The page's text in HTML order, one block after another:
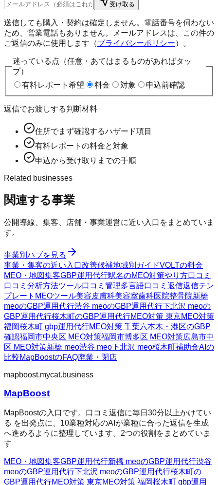
受け取る
送信しても購入・契約は確定しません。電話番号を伺わない
ため、営業電話もありません。メールアドレスは、この件の
ご返信のみに使用します（プライバシーポリシー）。
迷っている点（任意・あてはまるものがあればタッ
プ）
有料レポート希望
料金 対象 申込前確認
返信でお渡しする判断材料
住所でまず確認するハザード項目
有料レポートの料金と対象
申込から受け取りまでの手順
Related businesses
関連する事業
公開導線、集客、店舗・事業運営に近い入口をまとめていま
す。
事業別ハブを見る
事業・集客の近い入口改善候補地域別ガイドVOLTの料金
MEO・地図集客GBP運用代行駅名のMEO対策やり方口コミ
口コミ分析方法ツール口コミ管理多言語口コミ返信返信テン
プレート MEOツール美容皮膚科美容室歯科医院整骨院新橋
meoのGBP運用代行渋谷 meoのGBP運用代行下北沢 meoの
GBP運用代行桜木町のGBP運用代行MEO対策 東京MEO対策
福岡桜木町 gbp運用代行MEO対策 千葉六本木・港区のGBP
確認福岡市中央区 MEO対策福岡市博多区 MEO対策広島市中
区 MEO対策新橋 meo渋谷 meo下北沢 meo桜木町補助金AIの
比較MapBoostのFAQ廃業・閉店
mapboost.mycat.business
MapBoost
MapBoostの入口です。口コミ返信に毎日30分以上かけてい
る を出発点に、10業種対応のAIが業種に合った返信を生成
へ進めるように整理しています。2つの役割をまとめていま
す
MEO・地図集客GBP運用代行新橋 meoのGBP運用代行渋谷
meoのGBP運用代行下北沢 meoのGBP運用代行桜木町の
GBP運用代行MEO対策 東京MEO対策 福岡桜木町 gbp運用